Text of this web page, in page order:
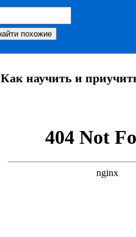
Как научить и